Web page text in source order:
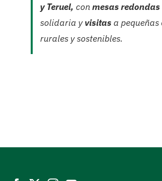
y Teruel, con mesas redondas
solidaria yvisitasa pequeñas
rurales y sostenibles.